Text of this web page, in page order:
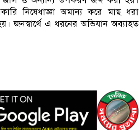
নিষেধাজ্ঞা অমান্য করে মাছ ধরা
জনস্বার্থে এ ধরনের অভিযান অব্যাহত